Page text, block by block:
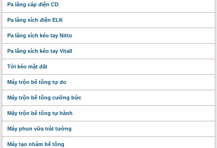
Pa lăng cáp điện CD
Pa lăng xích điện ELK
Pa lăng xích kéo tay Nitto
Pa lăng xích kéo tay Vitall
Tời kéo mặt đất
Máy trộn bê tông tự do
Máy trộn bê tông cưỡng bức
Máy trộn bê tông tự hành
Máy phun vữa trát tường
Máy tạo nhám bê tông